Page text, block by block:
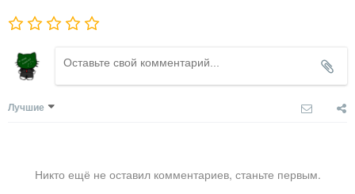
Лучшие
Никто ещё не оставил комментариев, станьте первым.